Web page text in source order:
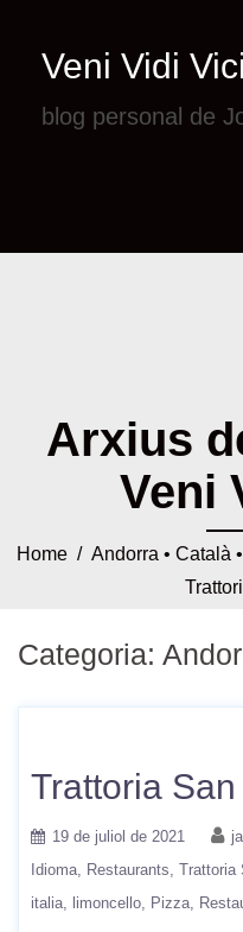
Veni Vidi Vici
blog personal de
Arxius
Veni
Home/ Andorra • Català •
Categoria:
Trattoria
19 de juliol de 2021
Idioma
Restaurants Trattoria
italia
limoncello Pizza